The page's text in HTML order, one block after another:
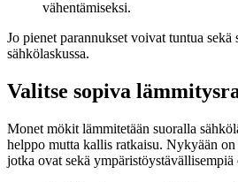
vähentämiseksi.
Jo pienet parannukset voivat tuntua sekä
sähkölaskussa.
Valitse sopiva
Monet mökit lämmitetään suoralla
helppo mutta kallis ratkaisu. Nykyään
jotka ovat sekä ympäristöystävällisempiä